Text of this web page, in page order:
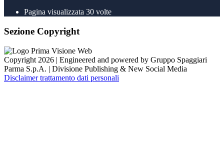
Pagina visualizzata 30 volte
Sezione Copyright
Copyright 2026 | Engineered and powered by Gruppo Spaggiari
Parma S.p.A. | Divisione Publishing & New Social Media
Disclaimer trattamento dati personali